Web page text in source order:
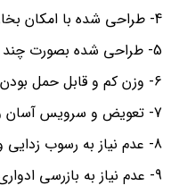
4- طراحی شده با امکان بخار تر و بخار خشک (بخار سوپرهیت بصورت سفارشی)
5- طراحی شده بصورت چند کاره با توانایی بالا در تولید بخار و آبگرم
6- وزن کم و قابل حمل بودن حتی در هنگام انجام کار (امکان طراحی صورت پرتابل)
7- تعویض و سرویس آسان و سریع سیستم ژنراتور بدون افت فشار کاری
8- عدم نیاز به رسوب زدایی و تعمیر بخاطر تعویض راحت جزئی یا کلی در سیستم ژنراتور
9- عدم نیاز به بازرسی ادواری بعد از اورهال دستگاه به خاطر واترتیوب بودن دستگاه